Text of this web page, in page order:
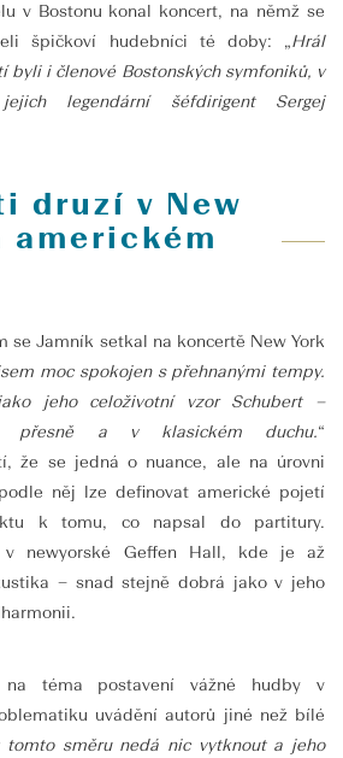
v Bostonu konal koncert, na němž se
špičkoví hudebníci té doby: „Hrál
byli i členové Bostonských symfoniků, v
legendární šéfdirigent Sergej
druzí v New
americkém
se Jamník setkal na koncertě New York
moc spokojen s přehnanými tempy.
jeho celoživotní vzor Schubert –
přesně a v klasickém duchu.“
že se jedná o nuance, ale na úrovni
něj lze definovat americké pojetí
k tomu, co napsal do partitury.
v newyorské Geffen Hall, kde je až
– snad stejně dobrá jako v jeho
téma postavení vážné hudby v
uvádění autorů jiné než bílé
tomto směru nedá nic vytknout a jeho